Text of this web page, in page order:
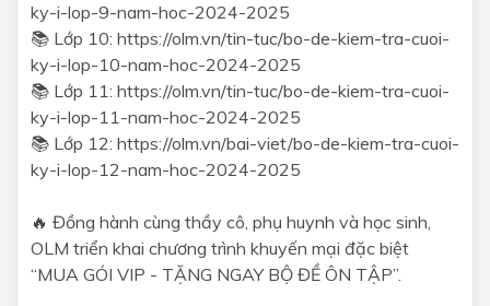
ky-i-lop-9-nam-hoc-2024-2025
📚 Lớp 10: https://olm.vn/tin-tuc/bo-de-kiem-tra-cuoi-
ky-i-lop-10-nam-hoc-2024-2025
📚 Lớp 11: https://olm.vn/tin-tuc/bo-de-kiem-tra-cuoi-
ky-i-lop-11-nam-hoc-2024-2025
📚 Lớp 12: https://olm.vn/bai-viet/bo-de-kiem-tra-cuoi-
ky-i-lop-12-nam-hoc-2024-2025
🔥 Đồng hành cùng thầy cô, phụ huynh và học sinh,
OLM triển khai chương trình khuyến mại đặc biệt
“MUA GÓI VIP - TẶNG NGAY BỘ ĐỀ ÔN TẬP”.